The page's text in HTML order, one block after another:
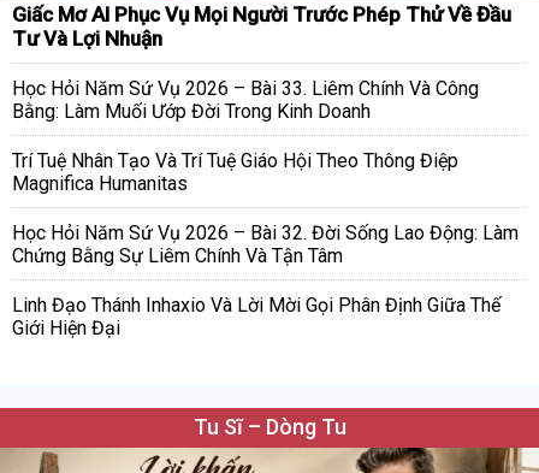
Giấc Mơ AI Phục Vụ Mọi Người Trước Phép Thử Về Đầu
Tư Và Lợi Nhuận
Học Hỏi Năm Sứ Vụ 2026 – Bài 33. Liêm Chính Và Công
Bằng: Làm Muối Ướp Đời Trong Kinh Doanh
Trí Tuệ Nhân Tạo Và Trí Tuệ Giáo Hội Theo Thông Điệp
Magnifica Humanitas
Học Hỏi Năm Sứ Vụ 2026 – Bài 32. Đời Sống Lao Động: Làm
Chứng Bằng Sự Liêm Chính Và Tận Tâm
Linh Đạo Thánh Inhaxio Và Lời Mời Gọi Phân Định Giữa Thế
Giới Hiện Đại
Tu Sĩ – Dòng Tu